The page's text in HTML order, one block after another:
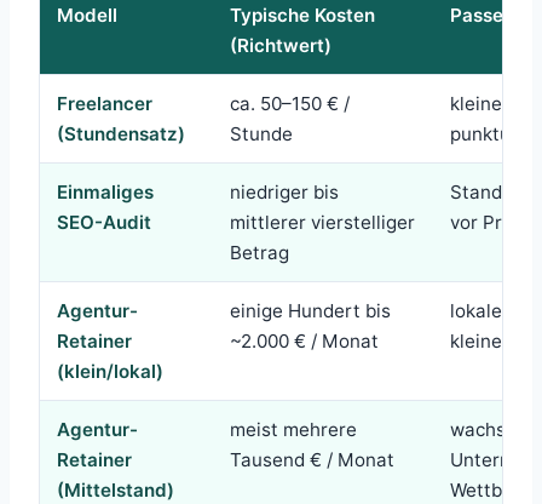
Modell
Typische Kosten
(Richtwert)
Passend
Freelancer
(Stundensatz)
ca. 50–150 € /
Stunde
kleinere
Einmaliges
SEO-Audit
niedriger bis
mittlerer vierstelliger
Betrag
vor
Agentur-
Retainer
(klein/lokal)
einige Hundert bis
~2.000 € / Monat
lokale
kleine
Agentur-
Retainer
(Mittelstand)
meist mehrere
Tausend € / Monat